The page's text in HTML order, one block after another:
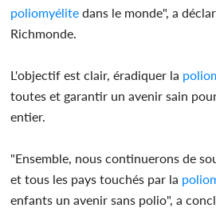
poliomyélite dans le monde", a
Richmonde.
L'objectif est clair, éradiquer la
toutes et garantir un avenir sain
entier.
"Ensemble, nous continuerons de
et tous les pays touchés par la
enfants un avenir sans polio", a